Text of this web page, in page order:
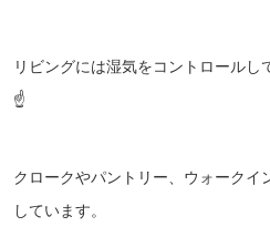
リビングには湿気をコントロールし
☝
クロークやパントリー、ウォークイ
しています。